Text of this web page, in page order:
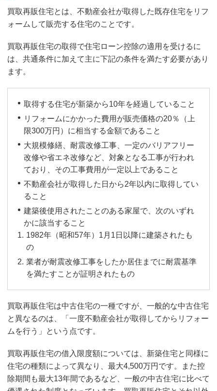
買取再販住宅とは、不動産会社が取得した既存住宅をリフ
ォームして販売する住宅のことです。
買取再販住宅の取得で住宅ローン控除の適用を受けるに
は、共通条件に加えて主に下記の条件を満たす必要があり
ます。
取得する住宅が新築から10年を経過していること
リフォームにかかった費用が販売価格の20％（上
限300万円）に相当する金額であること
大規模修繕、耐震改修工事、一定のバリアフリー
改修や省エネ改修など、対象となる工事が行われ
ており、その工事費用が一定以上であること
不動産会社が取得した日から2年以内に取得してい
ること
建築後使用されたことのある家屋で、次のいずれ
かに該当すること
1982年（昭和57年）1月1日以降に建築されたも
の
業者が耐震改修工事をしたか居住までに耐震基準
を満たすことが証明されたもの
買取再販住宅は中古住宅の一種ですが、一般的な中古住宅
と異なるのは、「一度不動産会社が取得してからリフォー
ムを行う」という点です。
買取再販住宅の借入限度額については、新築住宅と同様に
住宅の種類によって異なり、最大4,500万円です。また控
除期間も最大13年間であるなど、一般の中古住宅に比べて